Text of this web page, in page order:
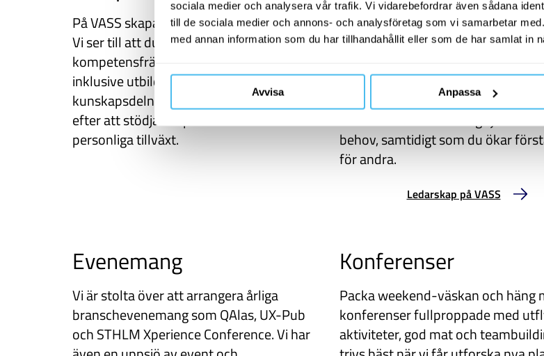
sociala medier och analysera vår trafik. Vi vidarebefordrar även sådana
till de sociala medier och annons- och analysföretag som vi samarbetar
med annan information som du har tillhandahållit eller som de har samlat in
Avvisa Anpassa
På VASS skapar du din unika tillväxtresa.
Vi ser till att du får möjlighet till
kompetensfrämjande aktiviteter,
inklusive utbildningsaktiviteter och
kunskapsdelning med kollegor. Vi strävar
efter att stödja din professionella och
personliga tillväxt.
Vi ger dig verktyg och stöd för att
utveckla ditt ledarskap.
ledarskapsprogram för alla våra
medarbetare. Under programmet
behov, samtidigt som du ökar
för andra.
Ledarskap på VASS
Evenemang
Vi är stolta över att arrangera årliga
branschevenemang som QAlas, UX-Pub
och STHLM Xperience Conference. Vi har
Konferenser
Packa weekend-väskan och häng
konferenser fullproppade med
aktiviteter, god mat och